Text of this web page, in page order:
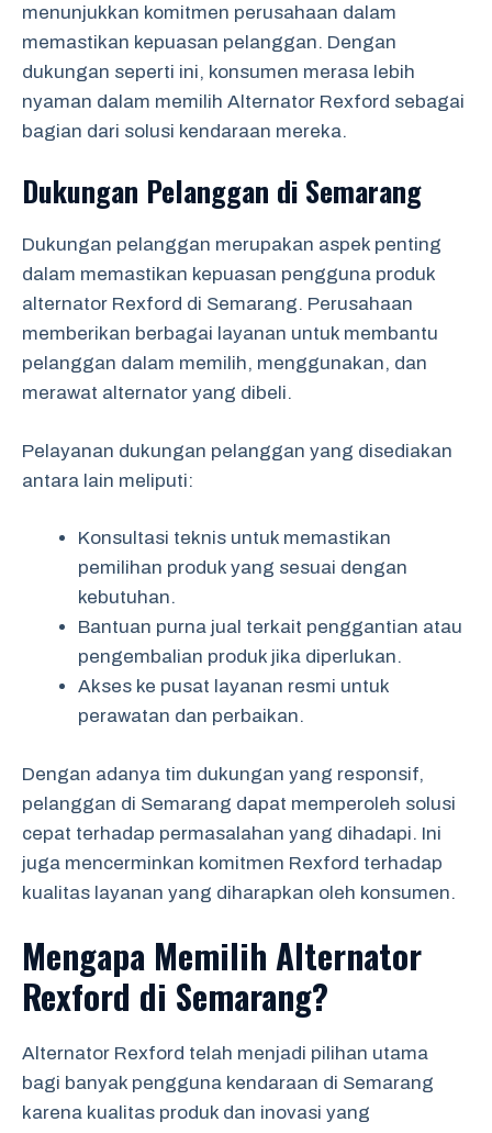
menunjukkan komitmen perusahaan dalam
memastikan kepuasan pelanggan. Dengan
dukungan seperti ini, konsumen merasa lebih
nyaman dalam memilih Alternator Rexford sebagai
bagian dari solusi kendaraan mereka.
Dukungan Pelanggan di Semarang
Dukungan pelanggan merupakan aspek penting
dalam memastikan kepuasan pengguna produk
alternator Rexford di Semarang. Perusahaan
memberikan berbagai layanan untuk membantu
pelanggan dalam memilih, menggunakan, dan
merawat alternator yang dibeli.
Pelayanan dukungan pelanggan yang disediakan
antara lain meliputi:
Konsultasi teknis untuk memastikan
pemilihan produk yang sesuai dengan
kebutuhan.
Bantuan purna jual terkait penggantian atau
pengembalian produk jika diperlukan.
Akses ke pusat layanan resmi untuk
perawatan dan perbaikan.
Dengan adanya tim dukungan yang responsif,
pelanggan di Semarang dapat memperoleh solusi
cepat terhadap permasalahan yang dihadapi. Ini
juga mencerminkan komitmen Rexford terhadap
kualitas layanan yang diharapkan oleh konsumen.
Mengapa Memilih Alternator
Rexford di Semarang?
Alternator Rexford telah menjadi pilihan utama
bagi banyak pengguna kendaraan di Semarang
karena kualitas produk dan inovasi yang